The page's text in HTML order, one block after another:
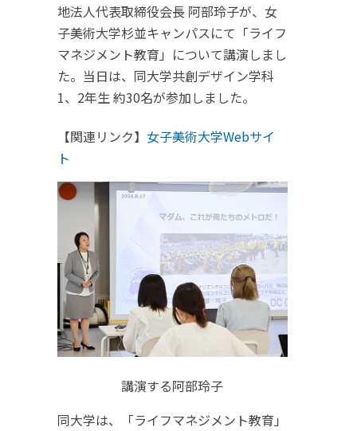
地法人代表取締役会長 阿部玲子が、女
子美術大学杉並キャンパスにて「ライフ
マネジメント教育」について講演しまし
た。当日は、同大学共創デザイン学科
1、2年生 約30名が参加しました。
【関連リンク】女子美術大学Webサイ
ト
講演する阿部玲子
同大学は、「ライフマネジメント教育」